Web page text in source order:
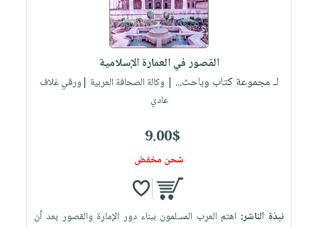
القصور في العمارة الإسلامية
لـ مجموعة كتاب وباحث... | وكالة الصحافة العربية |ورقي غلاف
عادي
9.00$
شحن مخفض
نبذة الناشر: اهتم العرب المسلمون ببناء دور الإمارة والقصور بعد أن